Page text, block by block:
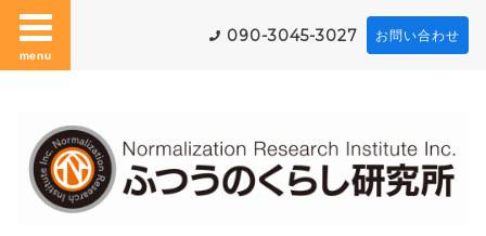
menu
090-3045-3027 お問い合わせ